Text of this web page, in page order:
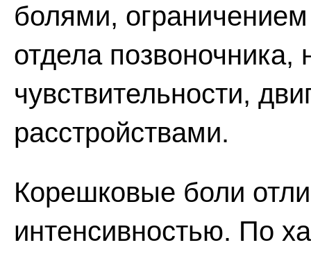
болями,
отдела
чувствительности,
расстройствами.
Корешковые боли
интенсивностью. По